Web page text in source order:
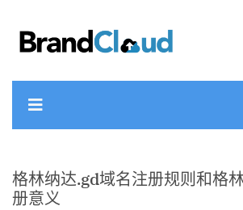
格林纳达.gd域名注册规则和格
册意义